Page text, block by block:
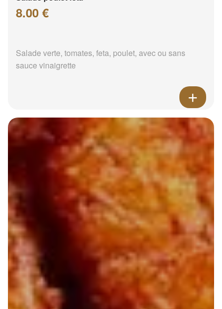
8.00 €
Salade verte, tomates, feta, poulet, avec ou sans
sauce vinaigrette